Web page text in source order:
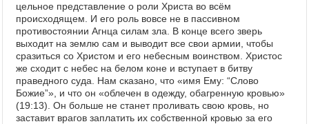
цельное представление о роли Христа во всём
происходящем. И его роль вовсе не в пассивном
противостоянии Агнца силам зла. В конце всего зверь
выходит на землю сам и выводит все свои армии, чтобы
сразиться со Христом и его небесным воинством. Христос
же сходит с небес на белом коне и вступает в битву
праведного суда. Нам сказано, что «имя Ему: “Слово
Божие”», и что он «облечен в одежду, обагренную кровью»
(19:13). Он больше не станет проливать свою кровь, но
заставит врагов заплатить их собственной кровью за его